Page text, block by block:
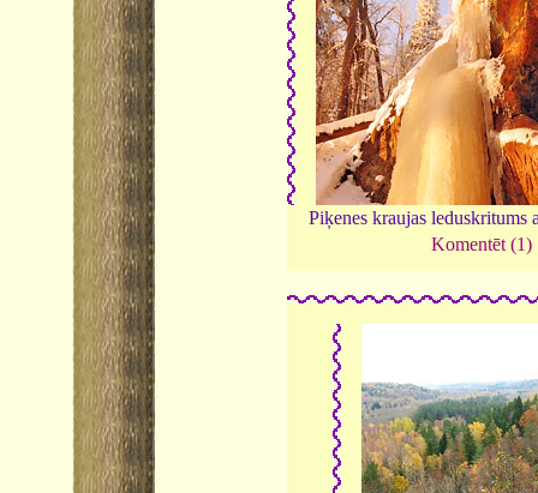
Piķenes kraujas leduskritums
Komentēt (1)